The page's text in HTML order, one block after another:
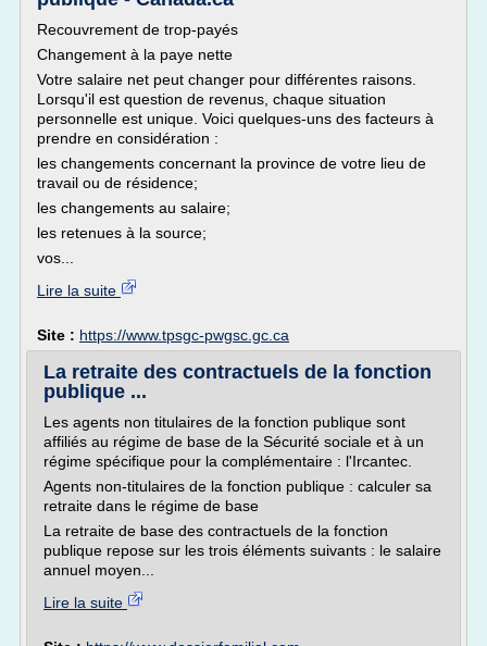
Recouvrement de trop-payés
Changement à la paye nette
Votre salaire net peut changer pour différentes raisons.
Lorsqu'il est question de revenus, chaque situation
personnelle est unique. Voici quelques-uns des facteurs à
prendre en considération :
les changements concernant la province de votre lieu de
travail ou de résidence;
les changements au salaire;
les retenues à la source;
vos...
Lire la suite
Site : https://www.tpsgc-pwgsc.gc.ca
La retraite des contractuels de la fonction
publique ...
Les agents non titulaires de la fonction publique sont
affiliés au régime de base de la Sécurité sociale et à un
régime spécifique pour la complémentaire : l'Ircantec.
Agents non-titulaires de la fonction publique : calculer sa
retraite dans le régime de base
La retraite de base des contractuels de la fonction
publique repose sur les trois éléments suivants : le salaire
annuel moyen...
Lire la suite